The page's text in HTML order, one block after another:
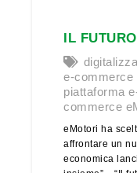
IL
digitalizza
e-commerce
piattaforma
commerce
eMotori ha
affrontare un
economica